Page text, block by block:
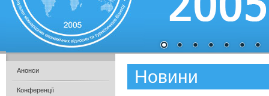
Новини
Анонси
Конференції